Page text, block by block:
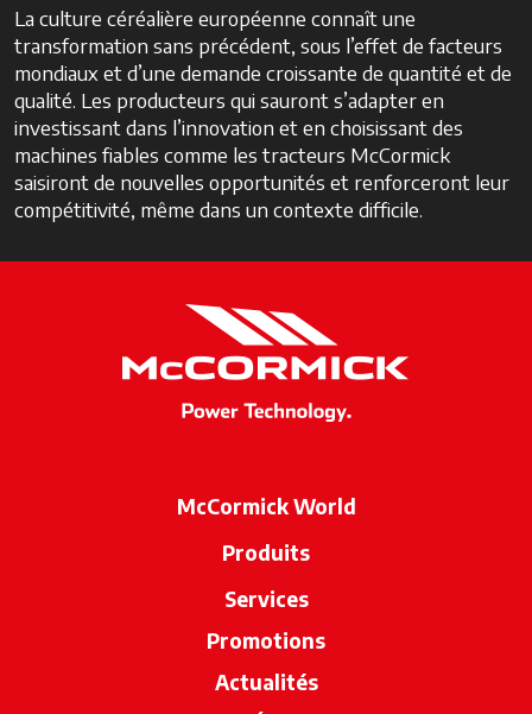
La culture céréalière européenne connaît une
transformation sans précédent, sous l’effet de facteurs
mondiaux et d’une demande croissante de quantité et de
qualité. Les producteurs qui sauront s’adapter en
investissant dans l’innovation et en choisissant des
machines fiables comme les tracteurs McCormick
saisiront de nouvelles opportunités et renforceront leur
compétitivité, même dans un contexte difficile.
McCormick World
Produits
Services
Promotions
Actualités